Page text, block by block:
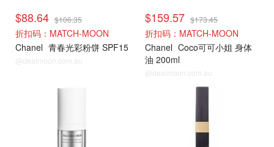
$88.64 $106.35
折扣码：MATCH-MOON
Chanel 青春光彩粉饼 SPF15
@dealmoon.com.au
$159.57 $173.45
折扣码：MATCH-MOON
Chanel Coco可可小姐 身体
油 200ml
@dealmoon.com.au